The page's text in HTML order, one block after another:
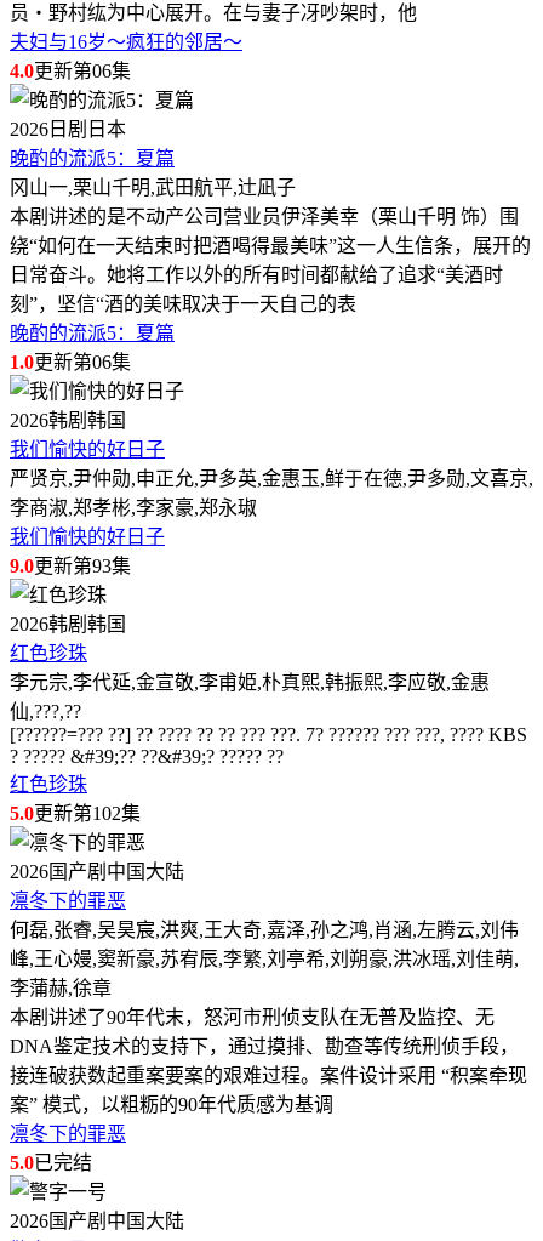
员・野村纮为中心展开。在与妻子冴吵架时，他
夫妇与16岁～疯狂的邻居～
4.0更新第06集
2026 日剧 日本
晚酌的流派5：夏篇
冈山一,栗山千明,武田航平,辻凪子
本剧讲述的是不动产公司营业员伊泽美幸（栗山千明 饰）围
绕“如何在一天结束时把酒喝得最美味”这一人生信条，展开的
日常奋斗。她将工作以外的所有时间都献给了追求“美酒时
刻”，坚信“酒的美味取决于一天自己的表
晚酌的流派5：夏篇
1.0更新第06集
2026韩剧 韩国
我们愉快的好日子
严贤京,尹仲勋,申正允,尹多英,金惠玉,鲜于在德,尹多勋,文喜京,
李商淑,郑孝彬,李家豪,郑永琡
我们愉快的好日子
9.0更新第93集
2026韩剧 韩国
红色珍珠
李元宗,李代延,金宣敬,李甫姫,朴真熙,韩振熙,李应敬,金惠
仙,???,??
[??????=??? ??] ?? ???? ?? ?? ??? ???. 7? ?????? ??? ???, ???? KBS
? ????? &#39;?? ??&#39;? ????? ??
红色珍珠
5.0更新第102集
2026国产剧 中国大陆
凛冬下的罪恶
何磊,张睿,吴昊宸,洪爽,王大奇,嘉泽,孙之鸿,肖涵,左腾云,刘伟
峰,王心嫚,窦新豪,苏宥辰,李繁,刘亭希,刘朔豪,洪冰瑶,刘佳萌,
李蒲赫,徐章
本剧讲述了90年代末，怒河市刑侦支队在无普及监控、无
DNA鉴定技术的支持下，通过摸排、勘查等传统刑侦手段，
接连破获数起重案要案的艰难过程。案件设计采用 “积案牵现
案” 模式，以粗粝的90年代质感为基调
凛冬下的罪恶
5.0已完结
2026国产剧 中国大陆